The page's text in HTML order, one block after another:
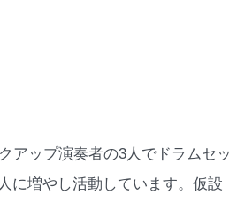
アップ演奏者の3人でドラムセッ
に増やし活動しています。仮設